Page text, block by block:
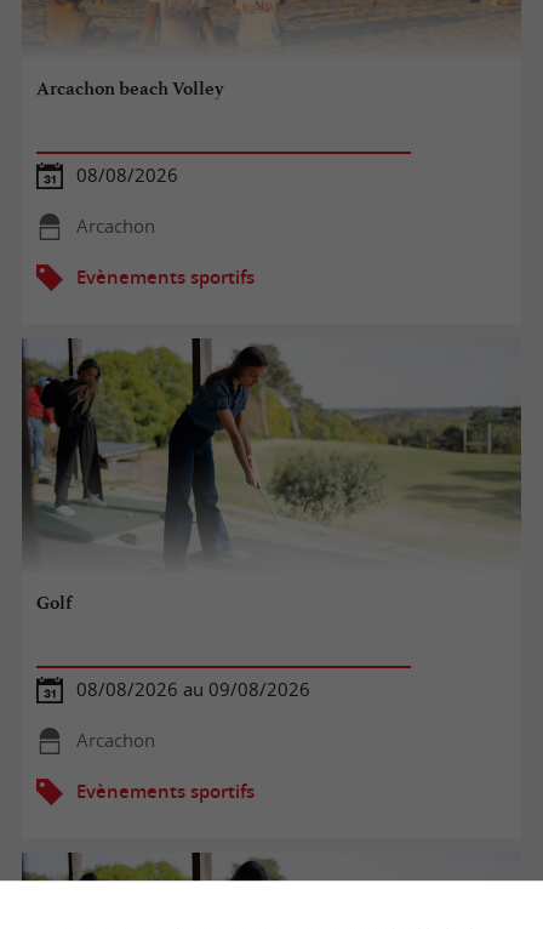
Arcachon beach Volley
08/08/2026
Arcachon
Evènements sportifs
Golf
08/08/2026 au 09/08/2026
Arcachon
Evènements sportifs